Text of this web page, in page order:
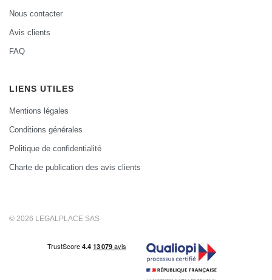
Nous contacter
Avis clients
FAQ
LIENS UTILES
Mentions légales
Conditions générales
Politique de confidentialité
Charte de publication des avis clients
© 2026 LEGALPLACE SAS